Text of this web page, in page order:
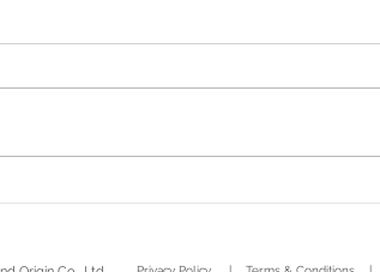
Let's make a merit to
golden dragon! 🐉